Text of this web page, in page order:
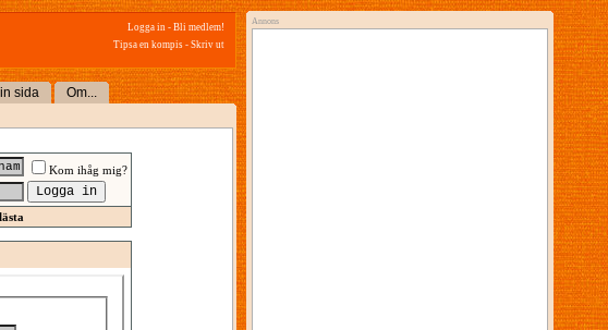
Logga in - Bli medlem!
Tipsa en kompis - Skriv ut
sida Om...
Kom ihåg mig?
Annons